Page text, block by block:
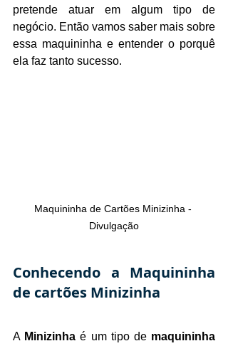
pretende atuar em algum tipo de
negócio. Então vamos saber mais sobre
essa maquininha e entender o porquê
ela faz tanto sucesso.
Maquininha de Cartões Minizinha -
Divulgação
Conhecendo a Maquininha
de cartões Minizinha
A Minizinha é um tipo de maquininha